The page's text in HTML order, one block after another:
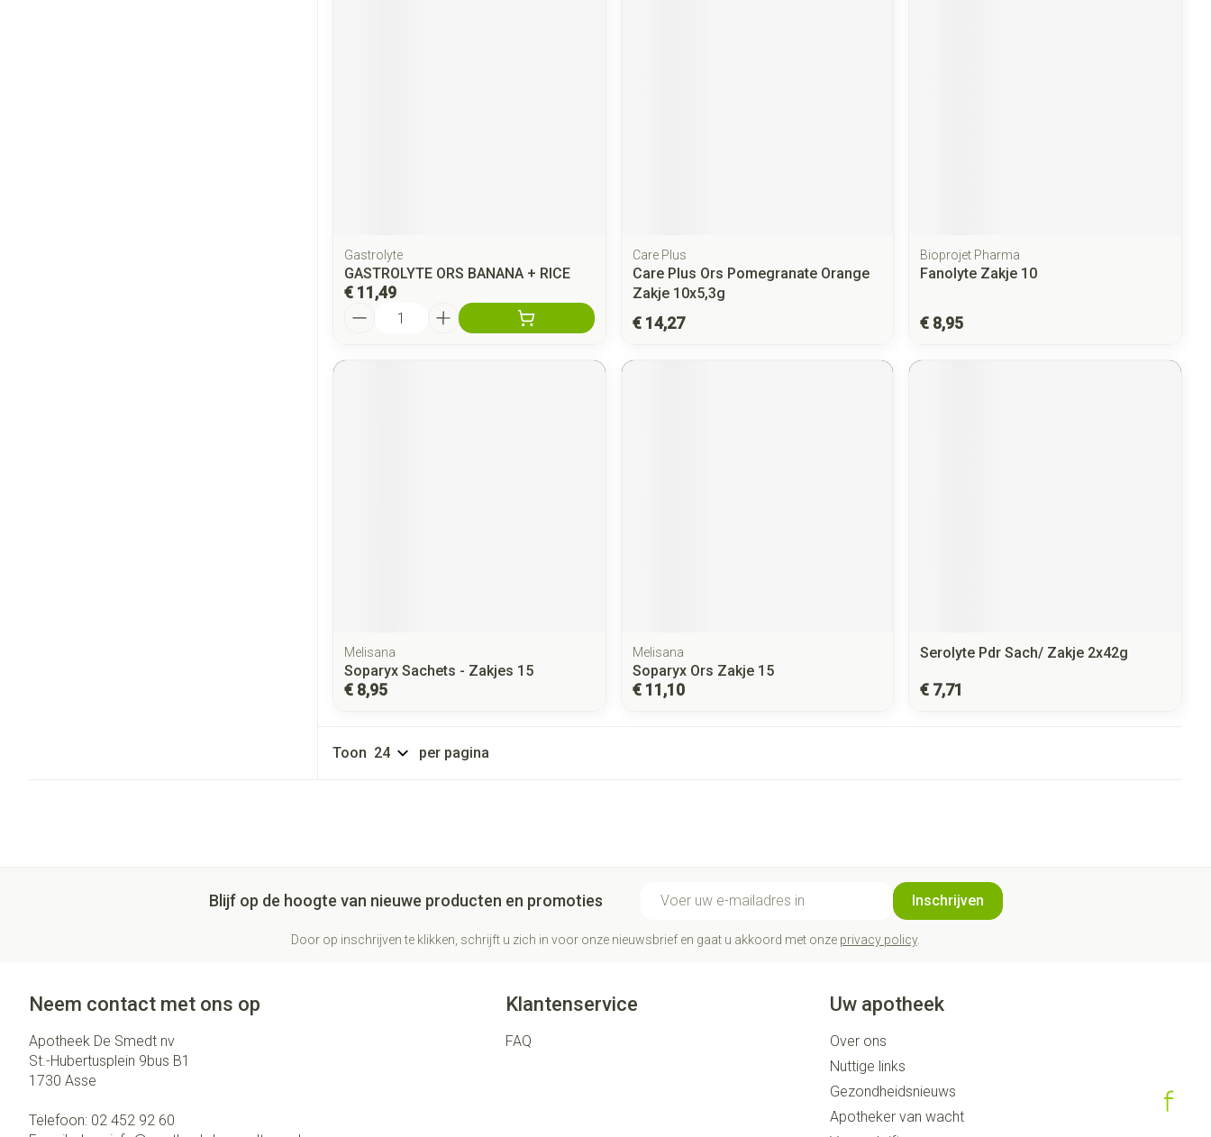
Gastrolyte
GASTROLYTE ORS BANANA + RICE
€ 11,49
Care Plus
Care Plus Ors Pomegranate Orange
Zakje 10x5,3g
€ 14,27
Bioprojet Pharma
Fanolyte Zakje 10
€ 8,95
Melisana
Soparyx Sachets - Zakjes 15
€ 8,95
Melisana
Soparyx Ors Zakje 15
€ 11,10
Serolyte Pdr Sach/ Zakje 2x42g
€ 7,71
Toon per pagina
Blijf op de hoogte van nieuwe producten en promoties Inschrijven
Door op inschrijven te klikken, schrijft u zich in voor onze nieuwsbrief en gaat u akkoord met onze privacy policy.
Neem contact met ons op
Apotheek De Smedt nv
St.-Hubertusplein 9bus B1
1730 Asse
Telefoon: 02 452 92 60
Klantenservice
FAQ
Uw apotheek
Over ons
Nuttige links
Gezondheidsnieuws
Apotheker van wacht